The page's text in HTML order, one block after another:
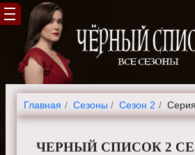
Главная Cезоны Сезон 2
ЧЕРНЫЙ СПИСОК 2